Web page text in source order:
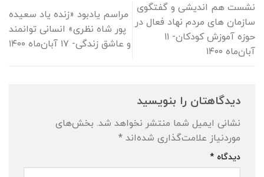
نشست هم اندیشی و گفتگوی
سازمان های مردم نهاد فعال در
حوزه آموزش کودکان- ۱۱
آبان‌ماه ۱۴۰۰
مراسم یادبود «زنده یاد سعیده
پور شاه نظری» انسانی توانمند
و عاشق زندگی- ۱۷ آبان‌ماه ۱۴۰۰
دیدگاهتان را بنویسید
نشانی ایمیل شما منتشر نخواهد شد. بخش‌های
موردنیاز علامت‌گذاری شده‌اند *
دیدگاه *